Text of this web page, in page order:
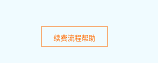
续费流程帮助